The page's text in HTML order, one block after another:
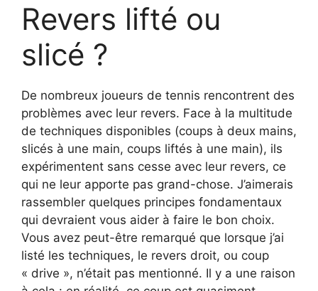
Revers lifté ou
slicé ?
De nombreux joueurs de tennis rencontrent des
problèmes avec leur revers. Face à la multitude
de techniques disponibles (coups à deux mains,
slicés à une main, coups liftés à une main), ils
expérimentent sans cesse avec leur revers, ce
qui ne leur apporte pas grand-chose. J’aimerais
rassembler quelques principes fondamentaux
qui devraient vous aider à faire le bon choix.
Vous avez peut-être remarqué que lorsque j’ai
listé les techniques, le revers droit, ou coup
« drive », n’était pas mentionné. Il y a une raison